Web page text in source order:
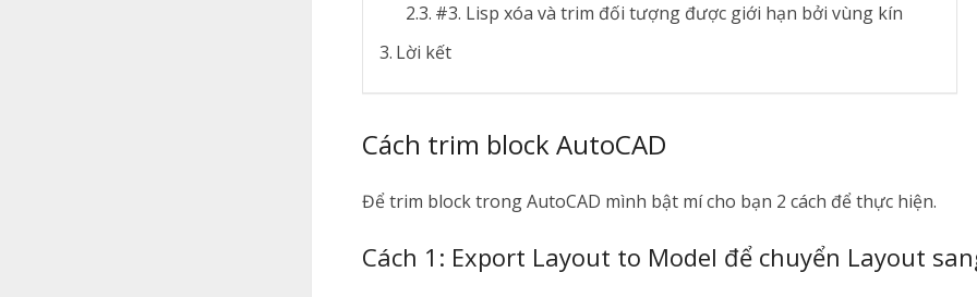
#3. Lisp xóa và trim đối tượng được giới hạn bởi vùng kín
Lời kết
Cách trim block AutoCAD
Để trim block trong AutoCAD mình bật mí cho bạn 2 cách để thực hiện.
Cách 1: Export Layout to Model để chuyển Layout